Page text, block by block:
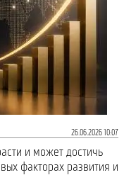
26.06.2026 10:07
и может достичь
факторах развития и